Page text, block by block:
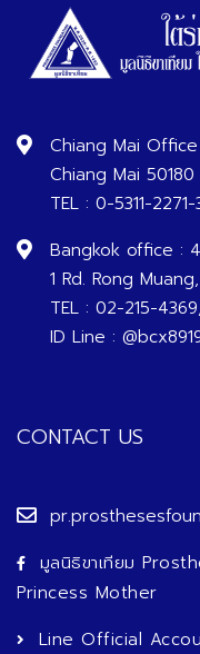
Chiang Mai
Chiang Mai 50180
TEL : 0-5311-
Bangkok office :
1 Rd. Rong
TEL : 02-215-
ID Line :
CONTACT US
มูลนิธิขาเทียม
Princess Mother
Line Official